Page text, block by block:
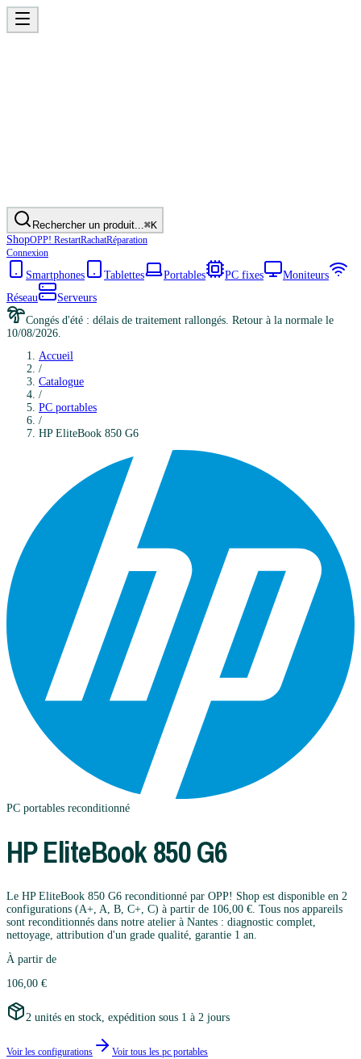
Rechercher un produit...⌘K
ShopOPP! RestartRachatRéparation
Connexion
Smartphones Tablettes Portables PC fixes
Moniteurs
Réseau
Serveurs
Congés d'été : délais de traitement rallongés. Retour à la normale le
10/08/2026.
Accueil
/
Catalogue
/
PC portables
/
HP EliteBook 850 G6
PC portables reconditionné
HPEliteBook 850 G6
Le HP EliteBook 850 G6 reconditionné par OPP! Shop est disponible en 2
configurations (A+, A, B, C+, C) à partir de 106,00 €. Tous nos appareils
sont reconditionnés dans notre atelier à Nantes : diagnostic complet,
nettoyage, attribution d'un grade qualité, garantie 1 an.
À partir de
106,00 €
2 unités en stock, expédition sous 1 à 2 jours
Voir les configurations Voir tous les pc portables